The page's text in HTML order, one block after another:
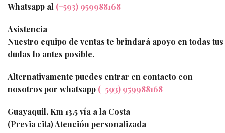
Whatsapp al (+593) 959988168
Asistencia
Nuestro equipo de ventas te brindará apoyo en todas tus
dudas lo antes posible.
Alternativamente puedes entrar en contacto con
nosotros por whatsapp (+593) 959988168
Guayaquil. Km 13.5 vía a la Costa
(Previa cita)Atención personalizada